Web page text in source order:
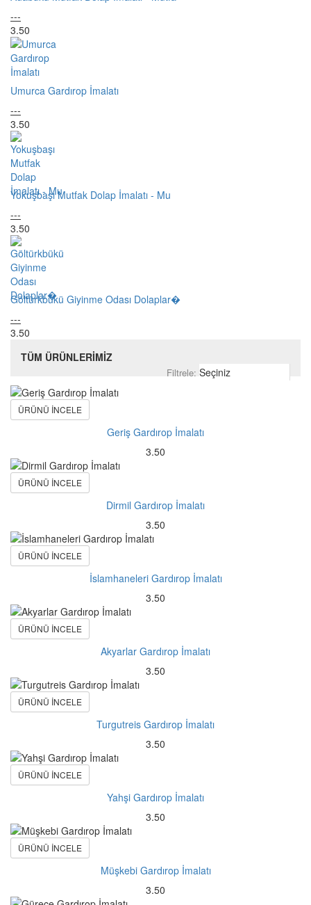
---
3.50
Umurca Gardırop İmalatı
---
3.50
Yokuşbaşı Mutfak Dolap İmalatı - Mu
---
3.50
Göltürkbükü Giyinme Odası Dolaplar�
---
3.50
TÜM ÜRÜNLERİMİZ
Filtrele:
ÜRÜNÜ İNCELE
Geriş Gardırop İmalatı
3.50
ÜRÜNÜ İNCELE
Dirmil Gardırop İmalatı
3.50
ÜRÜNÜ İNCELE
İslamhaneleri Gardırop İmalatı
3.50
ÜRÜNÜ İNCELE
Akyarlar Gardırop İmalatı
3.50
ÜRÜNÜ İNCELE
Turgutreis Gardırop İmalatı
3.50
ÜRÜNÜ İNCELE
Yahşi Gardırop İmalatı
3.50
ÜRÜNÜ İNCELE
Müşkebi Gardırop İmalatı
3.50